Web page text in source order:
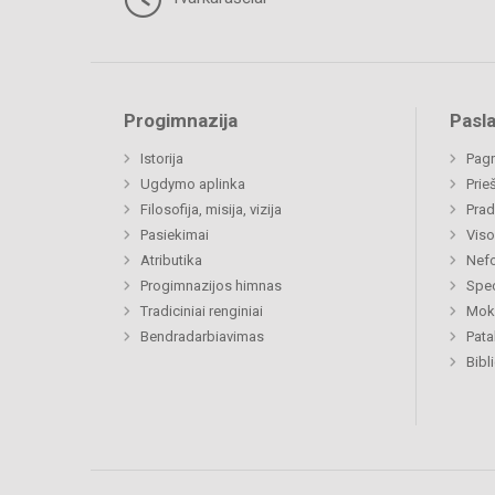
Progimnazija
Istorija
Ugdymo aplinka
Filosofija, misija, vizija
Pasiekimai
Atributika
Progimnazijos himnas
Tradiciniai renginiai
Bendradarbiavimas